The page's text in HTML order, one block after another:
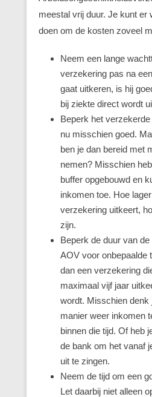
meestal vrij duur. Je kunt er
doen om de kosten zoveel
Neem een lange
verzekering pas na
gaat uitkeren, is hij
bij ziekte direct wordt
Beperk het
nu misschien goed.
ben je dan bereid met
nemen? Misschien
buffer opgebouwd en
inkomen toe. Hoe
verzekering uitkeert,
zijn.
Beperk de duur van
AOV voor onbepaalde
dan een verzekering
maximaal vijf jaar
wordt. Misschien denk
manier weer inkomen
binnen die tijd. Of heb
de bank om het vanaf
uit te zingen.
Neem de tijd om een
Let daarbij niet alleen